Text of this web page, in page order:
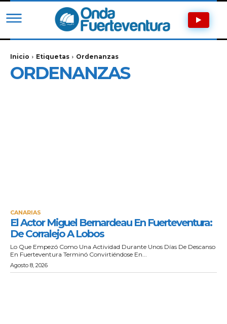
Inicio Etiquetas Ordenanzas
ORDENANZAS
CANARIAS
El Actor Miguel Bernardeau En Fuerteventura:
De Corralejo A Lobos
Lo Que Empezó Como Una Actividad Durante Unos Días De Descanso
En Fuerteventura Terminó Convirtiéndose En...
Agosto 8, 2026